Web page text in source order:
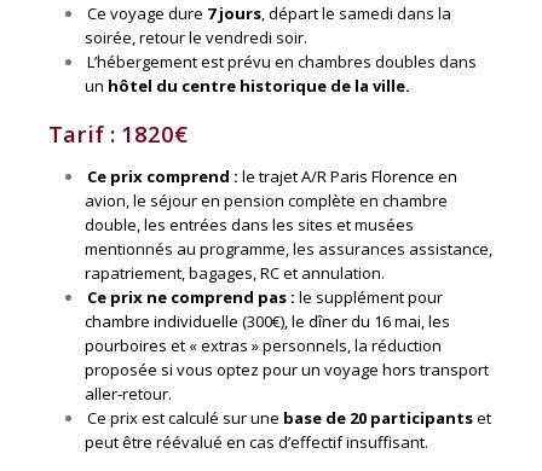
Ce voyage dure 7 jours, départ le samedi dans la
soirée, retour le vendredi soir.
L’hébergement est prévu en chambres doubles dans
un hôtel du centre historique de la ville.
Tarif : 1820€
Ce prix comprend : le trajet A/R Paris Florence en
avion, le séjour en pension complète en chambre
double, les entrées dans les sites et musées
mentionnés au programme, les assurances assistance,
rapatriement, bagages, RC et annulation.
Ce prix ne comprend pas : le supplément pour
chambre individuelle (300€), le dîner du 16 mai, les
pourboires et « extras » personnels, la réduction
proposée si vous optez pour un voyage hors transport
aller-retour.
Ce prix est calculé sur une base de 20 participantset
peut être réévalué en cas d’effectif insuffisant.